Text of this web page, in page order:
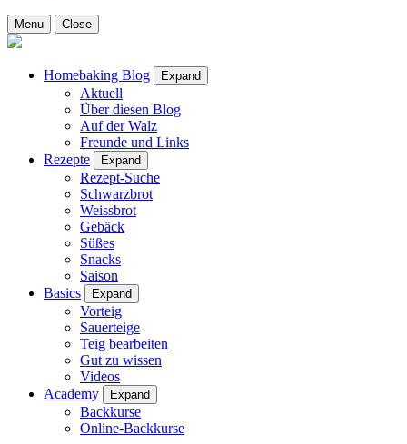
Menu Close
Homebaking Blog Expand
Aktuell
Über diesen Blog
Auf der Walz
Freunde und Links
Rezepte
Expand
Rezept-Suche
Schwarzbrot
Weissbrot
Gebäck
Süßes
Snacks
Saison
Basics
Expand
Vorteig
Sauerteige
Teig bearbeiten
Gut zu wissen
Videos
Academy
Expand
Backkurse
Online-Backkurse